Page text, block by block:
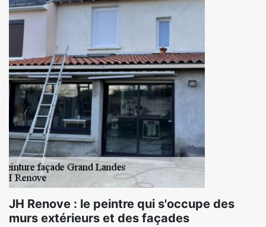
JH Renove : le peintre qui s'occupe des
murs extérieurs et des façades